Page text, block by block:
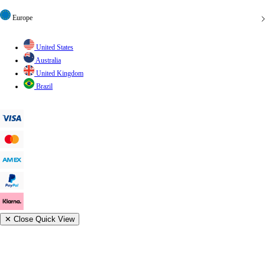
Europe
United States
Australia
United Kingdom
Brazil
✕ Close Quick View